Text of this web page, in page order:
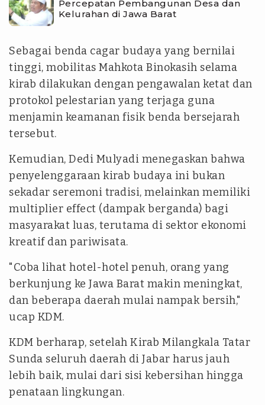
Percepatan Pembangunan Desa dan
Kelurahan di Jawa Barat
Sebagai benda cagar budaya yang bernilai
tinggi, mobilitas Mahkota Binokasih selama
kirab dilakukan dengan pengawalan ketat dan
protokol pelestarian yang terjaga guna
menjamin keamanan fisik benda bersejarah
tersebut.
Kemudian, Dedi Mulyadi menegaskan bahwa
penyelenggaraan kirab budaya ini bukan
sekadar seremoni tradisi, melainkan memiliki
multiplier effect (dampak berganda) bagi
masyarakat luas, terutama di sektor ekonomi
kreatif dan pariwisata.
"Coba lihat hotel-hotel penuh, orang yang
berkunjung ke Jawa Barat makin meningkat,
dan beberapa daerah mulai nampak bersih,"
ucap KDM.
KDM berharap, setelah Kirab Milangkala Tatar
Sunda seluruh daerah di Jabar harus jauh
lebih baik, mulai dari sisi kebersihan hingga
penataan lingkungan.